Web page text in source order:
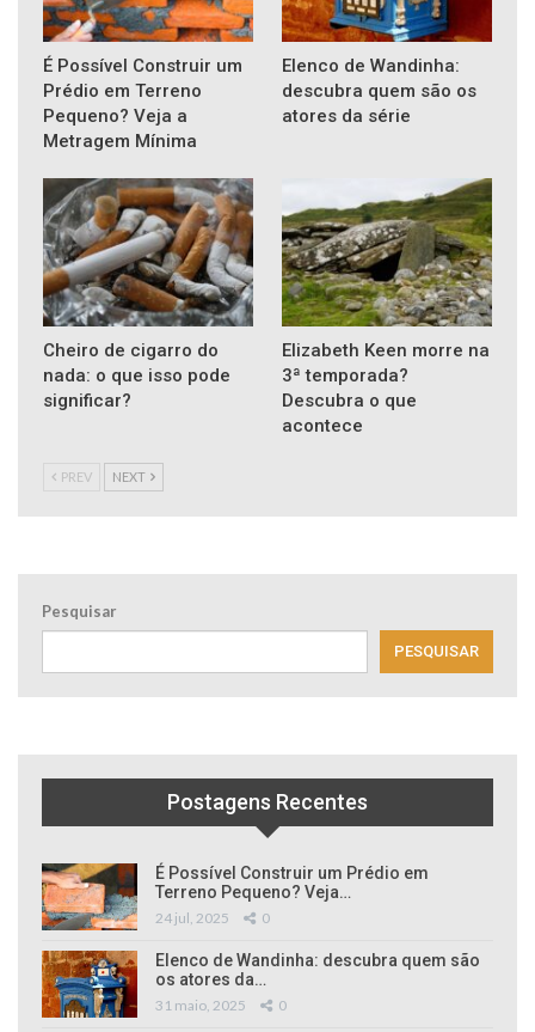
É Possível Construir um
Prédio em Terreno
Pequeno? Veja a
Metragem Mínima
Elenco de Wandinha:
descubra quem são os
atores da série
Cheiro de cigarro do
nada: o que isso pode
significar?
Elizabeth Keen morre na
3ª temporada?
Descubra o que
acontece
PREV NEXT
Pesquisar
PESQUISAR
Postagens Recentes
É Possível Construir um Prédio em
Terreno Pequeno? Veja…
24 jul, 2025 0
Elenco de Wandinha: descubra quem são
os atores da…
31 maio, 2025 0